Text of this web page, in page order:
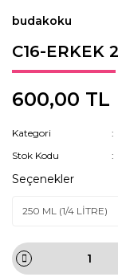
budakoku
C16-ERKEK
600,00 TL
Kategori
Stok Kodu
Seçenekler